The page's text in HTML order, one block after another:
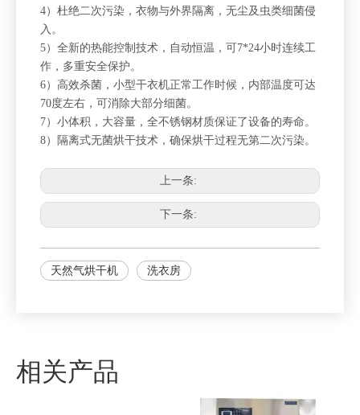
4）杜绝二次污染，衣物与外界隔离，无尘及虫类细菌侵
入。
5）全新的热能控制技术，自动恒温，可7*24小时连续工
作，多重安全保护。
6）高效杀菌，小型干衣机正常工作时候，内部温度可达
70度左右，可消除大部分细菌。
7）小体积，大容量，全不锈钢材质保证了设备的寿命。
8）隔离式无菌烘干技术，确保烘干过程无第二次污染。
上一条:
下一条:
天然气烘干机 洗衣房
相关产品